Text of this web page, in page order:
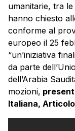
umanitarie, tra
hanno chiesto
conforme al
europeo il 25
“un’iniziativa
da parte
dell’Arabia
mozioni,
Italiana,